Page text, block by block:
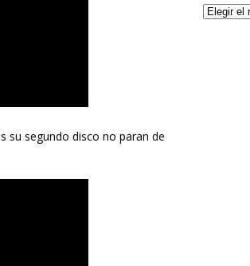
su segundo disco no paran de